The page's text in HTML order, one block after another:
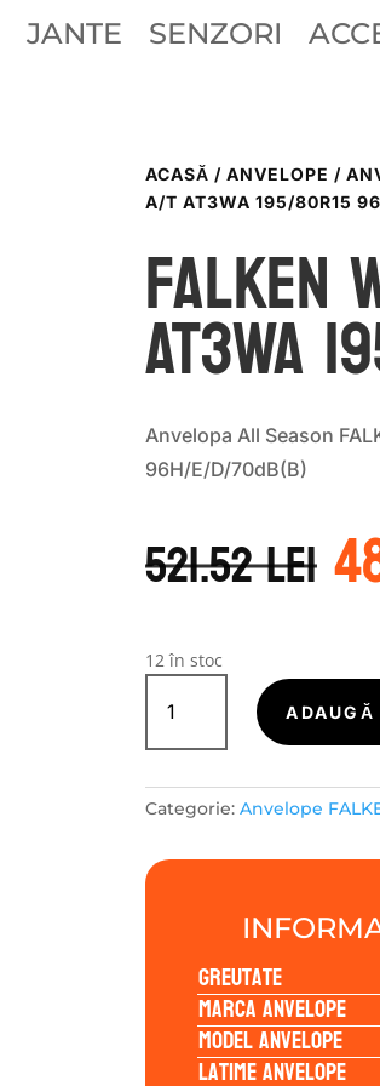
JANTE SENZORI
ACASĂ / ANVELOPE /
A/T AT3WA 195/80R15
Falken
AT3WA
Anvelopa All Season
96H/E/D/70dB(B)
521.52leia
12 în stoc
Cantitate
Falken
WILDPEAK
AT3WA
195/80R15
96H
ADAUGĂ
Categorie: Anvelope
Greutate
Marca anvelope
Model anvelope
Latime anvelope